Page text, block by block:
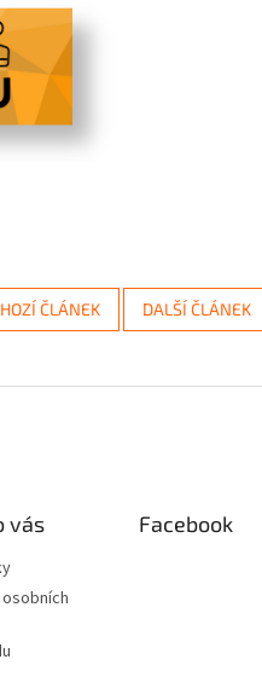
ČLÁNEK DALŠÍ ČLÁNEK
vás Facebook